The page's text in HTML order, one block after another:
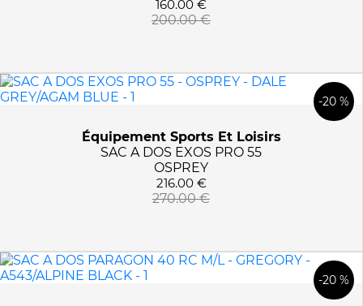
160.00 €
200.00 €
-20 %
Équipement Sports Et Loisirs
SAC A DOS EXOS PRO 55
OSPREY
216.00 €
270.00 €
-20 %